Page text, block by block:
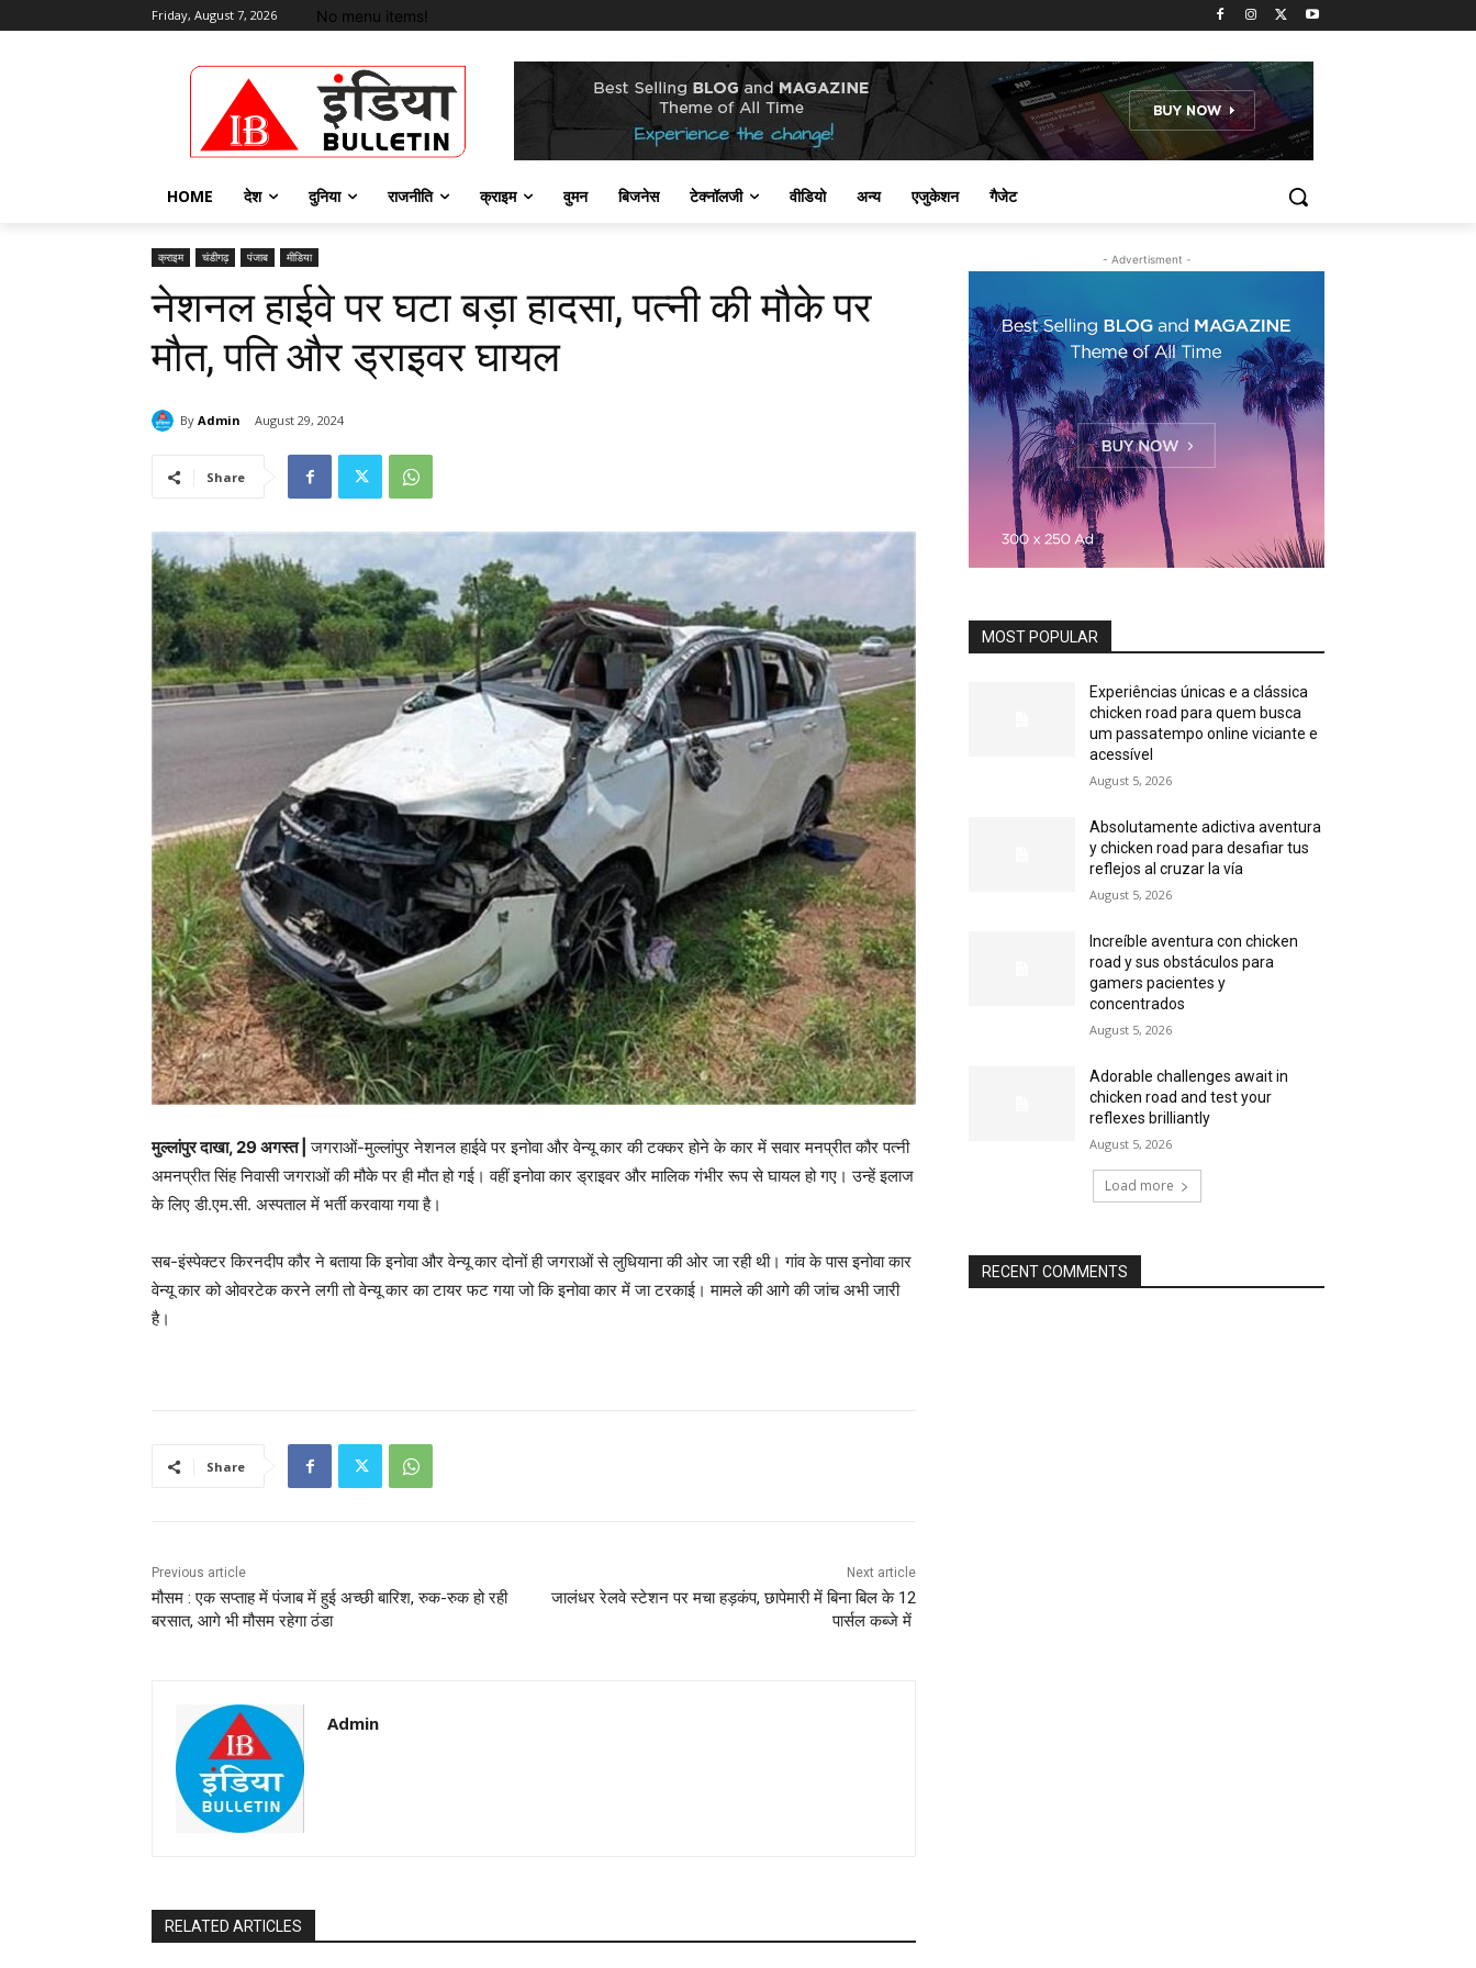
Friday, August 7, 2026 No menu items!
HOME देश दुनिया राजनीति क्राइम वुमन बिजनेस टेक्नॉलजी वीडियो अन्य एजुकेशन गैजेट
क्राइम चंडीगढ़ पंजाब मीडिया
नेशनल हाईवे पर घटा बड़ा हादसा, पत्नी की मौके पर
मौत, पति और ड्राइवर घायल
By Admin August 29, 2024
Share
मुल्लांपुर दाखा, 29 अगस्त |जगराओं-मुल्लांपुर नेशनल हाईवे पर इनोवा और वेन्यू कार की टक्कर होने के कार में सवार मनप्रीत कौर पत्नी
अमनप्रीत सिंह निवासी जगराओं की मौके पर ही मौत हो गई। वहीं इनोवा कार ड्राइवर और मालिक गंभीर रूप से घायल हो गए। उन्हें इलाज
के लिए डी.एम.सी. अस्पताल में भर्ती करवाया गया है।
सब-इंस्पेक्टर किरनदीप कौर ने बताया कि इनोवा और वेन्यू कार दोनों ही जगराओं से लुधियाना की ओर जा रही थी। गांव के पास इनोवा कार
वेन्यू कार को ओवरटेक करने लगी तो वेन्यू कार का टायर फट गया जो कि इनोवा कार में जा टरकाई। मामले की आगे की जांच अभी जारी
है।
Share
Previous article
मौसम : एक सप्ताह में पंजाब में हुई अच्छी बारिश, रुक-रुक हो रही
बरसात, आगे भी मौसम रहेगा ठंडा
Next article
जालंधर रेलवे स्टेशन पर मचा हड़कंप, छापेमारी में बिना बिल के 12
पार्सल कब्जे में
Admin
RELATED ARTICLES
- Advertisment -
MOST POPULAR
Experiências únicas e a clássica
chicken road para quem busca
um passatempo online viciante e
acessível
August 5, 2026
Absolutamente adictiva aventura
y chicken road para desafiar tus
reflejos al cruzar la vía
August 5, 2026
Increíble aventura con chicken
road y sus obstáculos para
gamers pacientes y
concentrados
August 5, 2026
Adorable challenges await in
chicken road and test your
reflexes brilliantly
August 5, 2026
Load more
RECENT COMMENTS